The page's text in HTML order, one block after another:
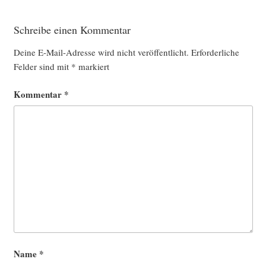
Schreibe einen Kommentar
Deine E-Mail-Adresse wird nicht veröffentlicht. Erforderliche
Felder sind mit * markiert
Kommentar *
Name *